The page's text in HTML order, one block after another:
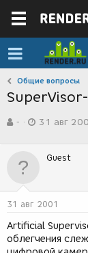
Общие вопросы
в
р
м
-
а
д
н
и
я
31 авг
Guest
31 авг 2001
Artificial
облегчения